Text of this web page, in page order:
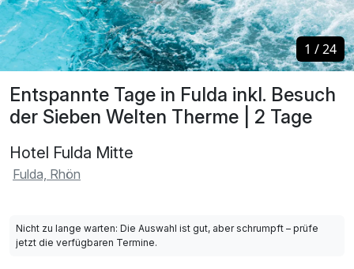
Entspannte Tage in Fulda inkl. Besuch
der Sieben Welten Therme | 2 Tage
Hotel Fulda Mitte
Fulda, Rhön
1 /24
1 /24
Nicht zu lange warten: Die Auswahl ist gut, aber schrumpft – prüfe
jetzt die verfügbaren Termine.